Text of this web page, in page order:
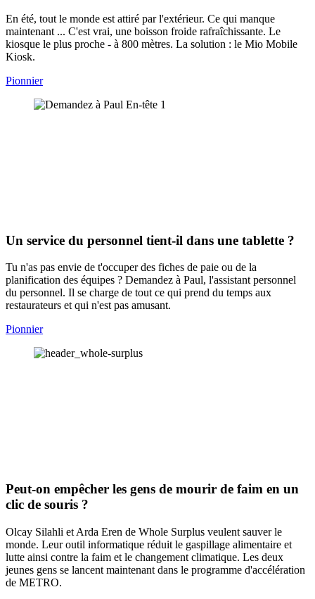
En été, tout le monde est attiré par l'extérieur. Ce qui manque
maintenant ... C'est vrai, une boisson froide rafraîchissante. Le
kiosque le plus proche - à 800 mètres. La solution : le Mio Mobile
Kiosk.
Pionnier
Un service du personnel tient-il dans une tablette ?
Tu n'as pas envie de t'occuper des fiches de paie ou de la
planification des équipes ? Demandez à Paul, l'assistant personnel
du personnel. Il se charge de tout ce qui prend du temps aux
restaurateurs et qui n'est pas amusant.
Pionnier
Peut-on empêcher les gens de mourir de faim en un
clic de souris ?
Olcay Silahli et Arda Eren de Whole Surplus veulent sauver le
monde. Leur outil informatique réduit le gaspillage alimentaire et
lutte ainsi contre la faim et le changement climatique. Les deux
jeunes gens se lancent maintenant dans le programme d'accélération
de METRO.